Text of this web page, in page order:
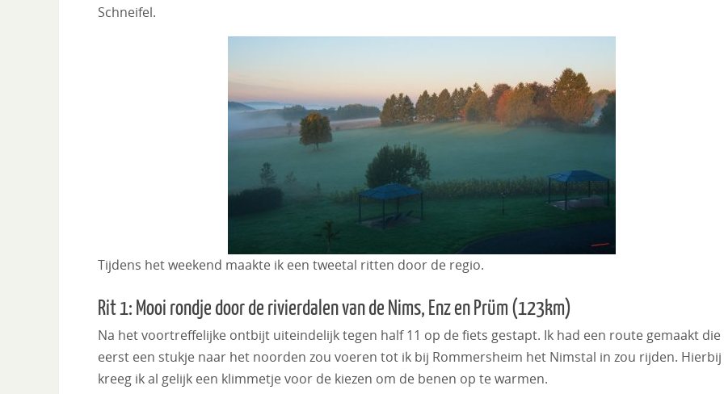
Schneifel.
Tijdens het weekend maakte ik een tweetal ritten door de regio.
Rit 1: Mooi rondje door de rivierdalen van de Nims, Enz en Prüm (123km)
Na het voortreffelijke ontbijt uiteindelijk tegen half 11 op de fiets gestapt. Ik had een route gemaakt die
eerst een stukje naar het noorden zou voeren tot ik bij Rommersheim het Nimstal in zou rijden. Hierbij
kreeg ik al gelijk een klimmetje voor de kiezen om de benen op te warmen.